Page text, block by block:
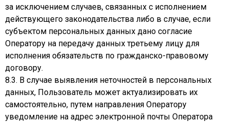
за исключением случаев, связанных с исполнением
действующего законодательства либо в случае, если
субъектом персональных данных дано согласие
Оператору на передачу данных третьему лицу для
исполнения обязательств по гражданско-правовому
договору.
8.3. В случае выявления неточностей в персональных
данных, Пользователь может актуализировать их
самостоятельно, путем направления Оператору
уведомление на адрес электронной почты Оператора